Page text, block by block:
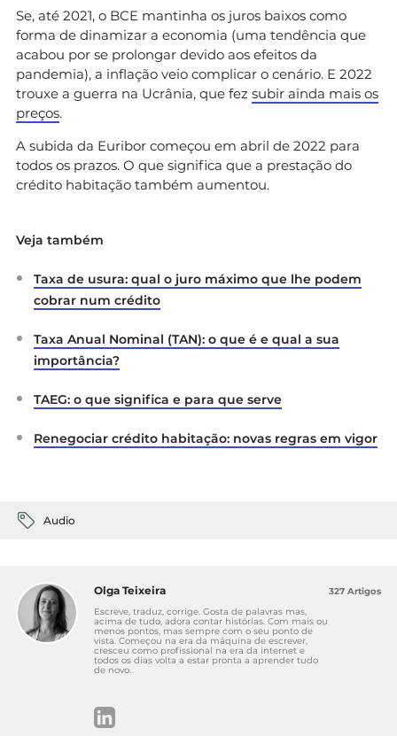
Se, até 2021, o BCE mantinha os juros baixos como
forma de dinamizar a economia (uma tendência que
acabou por se prolongar devido aos efeitos da
pandemia), a inflação veio complicar o cenário. E 2022
trouxe a guerra na Ucrânia, que fez subir ainda mais os
preços.
A subida da Euribor começou em abril de 2022 para
todos os prazos. O que significa que a prestação do
crédito habitação também aumentou.
Veja também
Taxa de usura: qual o juro máximo que lhe podem
cobrar num crédito
Taxa Anual Nominal (TAN): o que é e qual a sua
importância?
TAEG: o que significa e para que serve
Renegociar crédito habitação: novas regras em vigor
Audio
Olga Teixeira
Escreve, traduz, corrige. Gosta de palavras mas,
acima de tudo, adora contar histórias. Com mais ou
menos pontos, mas sempre com o seu ponto de
vista. Começou na era da máquina de escrever,
cresceu como profissional na era da internet e
todos os dias volta a estar pronta a aprender tudo
de novo.
327 Artigos